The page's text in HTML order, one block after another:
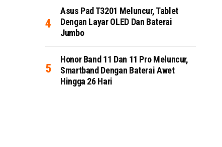
Asus Pad T3201 Meluncur, Tablet
Dengan Layar OLED Dan Baterai
Jumbo
Honor Band 11 Dan 11 Pro Meluncur,
Smartband Dengan Baterai Awet
Hingga 26 Hari